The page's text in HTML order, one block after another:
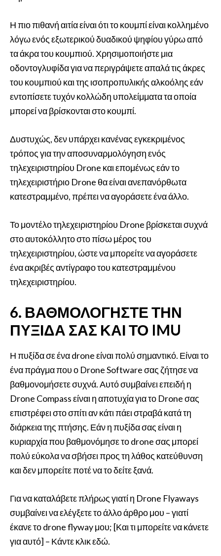
Η πιο πιθανή αιτία είναι ότι το κουμπί είναι κολλημένο
λόγω ενός εξωτερικού δυαδικού ψηφίου γύρω από
τα άκρα του κουμπιού. Χρησιμοποιήστε μια
οδοντογλυφίδα για να περιγράψετε απαλά τις άκρες
του κουμπιού και της ισοπροπυλικής αλκοόλης εάν
εντοπίσετε τυχόν κολλώδη υπολείμματα τα οποία
μπορεί να βρίσκονται στο κουμπί.
Δυστυχώς, δεν υπάρχει κανένας εγκεκριμένος
τρόπος για την αποσυναρμολόγηση ενός
τηλεχειριστηρίου Drone και επομένως εάν το
τηλεχειριστήριο Drone θα είναι ανεπανόρθωτα
κατεστραμμένο, πρέπει να αγοράσετε ένα άλλο.
Το μοντέλο τηλεχειριστηρίου Drone βρίσκεται συχνά
στο αυτοκόλλητο στο πίσω μέρος του
τηλεχειριστηρίου, ώστε να μπορείτε να αγοράσετε
ένα ακριβές αντίγραφο του κατεστραμμένου
τηλεχειριστηρίου.
6. ΒΑΘΜΟΛΟΓΉΣΤΕ ΤΗΝ
ΠΥΞΊΔΑ ΣΑΣ ΚΑΙ ΤΟ IMU
Η πυξίδα σε ένα drone είναι πολύ σημαντικό. Είναι το
ένα πράγμα που ο Drone Software σας ζήτησε να
βαθμονομήσετε συχνά. Αυτό συμβαίνει επειδή η
Drone Compass είναι η αποτυχία για το Drone σας
επιστρέφει στο σπίτι αν κάτι πάει στραβά κατά τη
διάρκεια της πτήσης. Εάν η πυξίδα σας είναι η
κυριαρχία που βαθμονόμησε το drone σας μπορεί
πολύ εύκολα να σβήσει προς τη λάθος κατεύθυνση
και δεν μπορείτε ποτέ να το δείτε ξανά.
Για να καταλάβετε πλήρως γιατί η Drone Flyaways
συμβαίνει να ελέγξετε το άλλο άρθρο μου – γιατί
έκανε το drone flyway μου; [Και τι μπορείτε να κάνετε
για αυτό] – Κάντε κλικ εδώ.